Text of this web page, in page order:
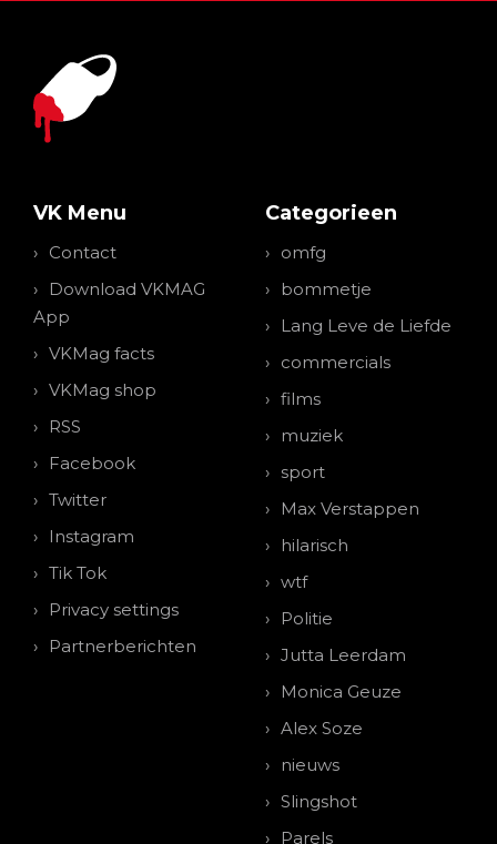
VK Menu
Contact
Download VKMAG
App
VKMag facts
VKMag shop
RSS
Facebook
Twitter
Instagram
Tik Tok
Privacy settings
Partnerberichten
Categorieen
omfg
bommetje
Lang Leve de Liefde
commercials
films
muziek
sport
Max Verstappen
hilarisch
wtf
Politie
Jutta Leerdam
Monica Geuze
Alex Soze
nieuws
Slingshot
Parels